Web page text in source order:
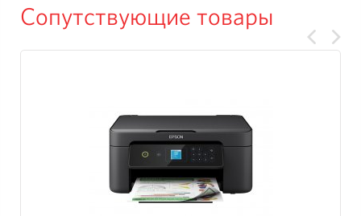
Сопутствующие товары